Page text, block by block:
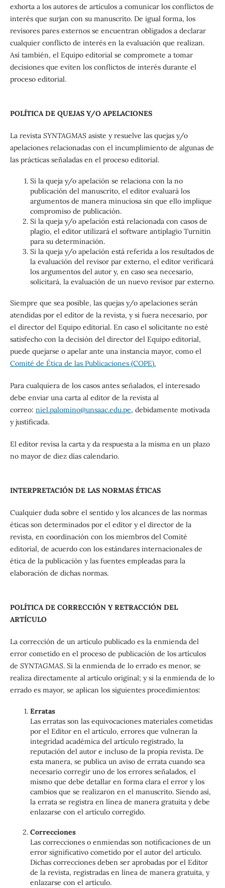
exhorta a los autores de artículos a comunicar los conflictos de
interés que surjan con su manuscrito. De igual forma, los
revisores pares externos se encuentran obligados a declarar
cualquier conflicto de interés en la evaluación que realizan.
Así también, el Equipo editorial se compromete a tomar
decisiones que eviten los conflictos de interés durante el
proceso editorial.
POLÍTICA DE QUEJAS Y/O APELACIONES
La revista SYNTAGMASasiste y resuelve las quejas y/o
apelaciones relacionadas con el incumplimiento de algunas de
las prácticas señaladas en el proceso editorial.
Si la queja y/o apelación se relaciona con la no
publicación del manuscrito, el editor evaluará los
argumentos de manera minuciosa sin que ello implique
compromiso de publicación.
Si la queja y/o apelación está relacionada con casos de
plagio, el editor utilizará el software antiplagio Turnitin
para su determinación.
Si la queja y/o apelación está referida a los resultados de
la evaluación del revisor par externo, el editor verificará
los argumentos del autor y, en caso sea necesario,
solicitará, la evaluación de un nuevo revisor par externo.
Siempre que sea posible, las quejas y/o apelaciones serán
atendidas por el editor de la revista, y si fuera necesario, por
el director del Equipo editorial. En caso el solicitante no esté
satisfecho con la decisión del director del Equipo editorial,
puede quejarse o apelar ante una instancia mayor, como el
Comité de Ética de las Publicaciones(COPE).
Para cualquiera de los casos antes señalados, el interesado
debe enviar una carta al editor de la revista al
correo: niel.palomino@unsaac.edu.pe, debidamente motivada
y justificada.
El editor revisa la carta y da respuesta a la misma en un plazo
no mayor de diez días calendario.
INTERPRETACIÓN DE LAS NORMAS ÉTICAS
Cualquier duda sobre el sentido y los alcances de las normas
éticas son determinados por el editor y el director de la
revista, en coordinación con los miembros del Comité
editorial, de acuerdo con los estándares internacionales de
ética de la publicación y las fuentes empleadas para la
elaboración de dichas normas.
POLÍTICA DE CORRECCIÓN Y RETRACCIÓN DEL
ARTÍCULO
La corrección de un artículo publicado es la enmienda del
error cometido en el proceso de publicación de los artículos
de SYNTAGMAS. Si la enmienda de lo errado es menor, se
realiza directamente al artículo original; y si la enmienda de lo
errado es mayor, se aplican los siguientes procedimientos:
Erratas
Las erratas son las equivocaciones materiales cometidas
por el Editor en el artículo, errores que vulneran la
integridad académica del artículo registrado, la
reputación del autor e incluso de la propia revista. De
esta manera, se publica un aviso de errata cuando sea
necesario corregir uno de los errores señalados, el
mismo que debe detallar en forma clara el error y los
cambios que se realizaron en el manuscrito. Siendo así,
la errata se registra en línea de manera gratuita y debe
enlazarse con el artículo corregido.
Correcciones
Las correcciones o enmiendas son notificaciones de un
error significativo cometido por el autor del artículo.
Dichas correcciones deben ser aprobadas por el Editor
de la revista, registradas en línea de manera gratuita, y
enlazarse con el artículo.